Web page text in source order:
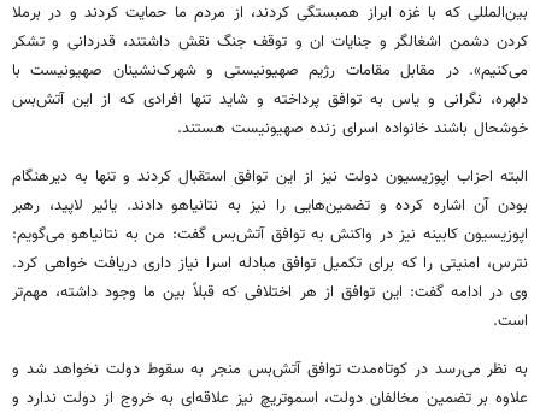
بین‌المللی که با غزه ابراز همبستگی کردند، از مردم ما حمایت کردند و در برملا
کردن دشمن اشغالگر و جنایات ان و توقف جنگ نقش داشتند، قدردانی و تشکر
می‌کنیم». در مقابل مقامات رژیم صهیونیستی و شهرک‌نشینان صهیونیست با
دلهره، نگرانی و یاس به توافق پرداخته و شاید تنها افرادی که از این آتش‌بس
خوشحال باشند خانواده اسرای زنده صهیونیست هستند.
البته احزاب اپوزیسیون دولت نیز از این توافق استقبال کردند و تنها به دیرهنگام
بودن آن اشاره کرده و تضمین‌هایی را نیز به نتانیاهو دادند. یائیر لاپید، رهبر
اپوزیسیون کابینه نیز در واکنش به توافق آتش‌بس گفت: من به نتانیاهو می‌گویم:
نترس، امنیتی را که برای تکمیل توافق مبادله اسرا نیاز داری دریافت خواهی کرد.
وی در ادامه گفت: این توافق از هر اختلافی که قبلاً بین ما وجود داشته، مهم‌تر
است.
به نظر می‌رسد در کوتاه‌مدت توافق آتش‌بس منجر به سقوط دولت نخواهد شد و
علاوه بر تضمین مخالفان دولت، اسموتریچ نیز علاقه‌ای به خروج از دولت ندارد و